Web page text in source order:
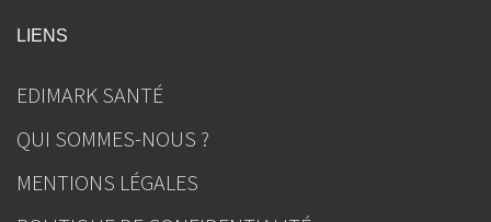
LIENS
EDIMARK SANTÉ
QUI SOMMES-NOUS ?
MENTIONS LÉGALES